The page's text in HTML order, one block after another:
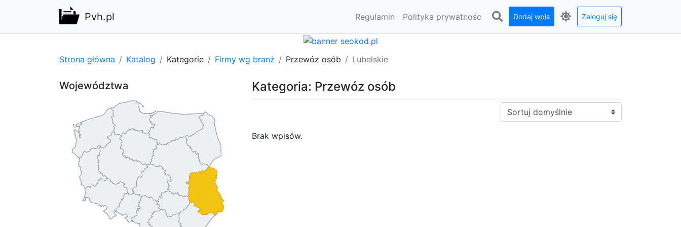
Pvh.pl Regulamin Polityka prywatnośc Dodaj wpis Zaloguj się
Strona główna Katalog Kategorie Firmy wg branż Przewóz osób Lubelskie
Kategoria: Przewóz osób
Sortuj:
Brak wpisów.
Województwa